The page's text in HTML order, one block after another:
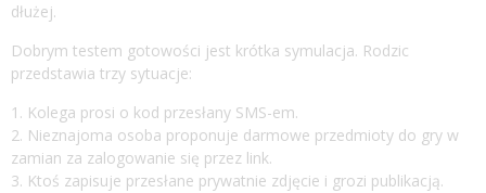
dłużej.
Dobrym testem gotowości jest krótka symulacja. Rodzic
przedstawia trzy sytuacje:
Kolega prosi o kod przesłany SMS-em.
Nieznajoma osoba proponuje darmowe przedmioty do gry w
zamian za zalogowanie się przez link.
Ktoś zapisuje przesłane prywatnie zdjęcie i grozi publikacją.